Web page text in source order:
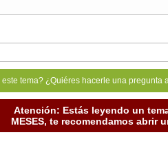
tema? ¿Quiéres hacerle una
Atención: Estás leyendo un
MESES, te recomendamos abrir